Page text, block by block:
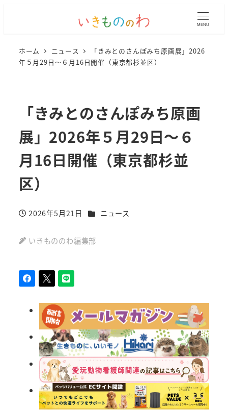
MENU
ホーム ニュース
「きみとのさんぽみち原画展」2026
年５月29日～６月16日開催（東京都杉並区）
「きみとのさんぽみち原画
展」2026年５月29日～６
月16日開催（東京都杉並
区）
投稿日
2026年5月21日 カテゴリー
ニュース
いきもののわ編集部